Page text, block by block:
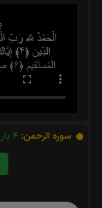
سوره الرحمن: 4 بار